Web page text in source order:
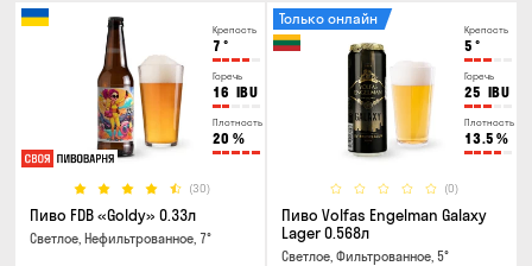
Крепость
7 °
Горечь
16 IBU
Плотность
20 %
(30)
Пиво FDB «Goldy» 0.33л
Светлое, Нефильтрованное, 7°
Крепость
5 °
Горечь
25 IBU
Плотность
13.5 %
(0)
Только онлайн
Пиво Volfas Engelman Galaxy
Lager 0.568л
Светлое, Фильтрованное, 5°